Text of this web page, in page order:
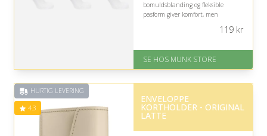
bomuldsblanding og fleksible
pasform giver komfort, men
På lager
Levering: 1-2 dages levering
på 4.7 ud af 5
119kr
SE HOS MUNK STORE
HURTIG LEVERING
4.3
ENVELOPPE
KORTHOLDER - ORIGINAL
LATTE